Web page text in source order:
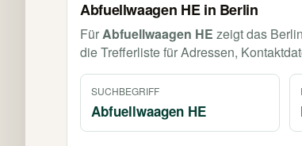
Abfuellwaagen HE in Berlin
FürAbfuellwaagen HE zeigt das
die Trefferliste für Adressen,
SUCHBEGRIFF
Abfuellwaagen HE